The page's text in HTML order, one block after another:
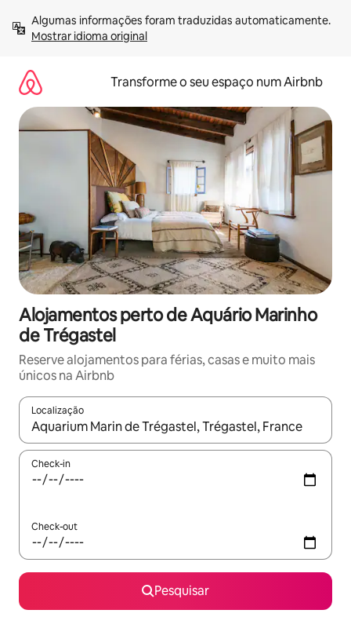
para
Mostrar idioma original
Transforme o seu espaço num Airbnb
Alojamentos perto de Aquário Marinho
de Trégastel
Reserve alojamentos para férias, casas e muito mais
únicos na Airbnb
Localização
Quando os resultados estiverem disponíveis, navegue com
Check-in
Check-out
Pesquisar